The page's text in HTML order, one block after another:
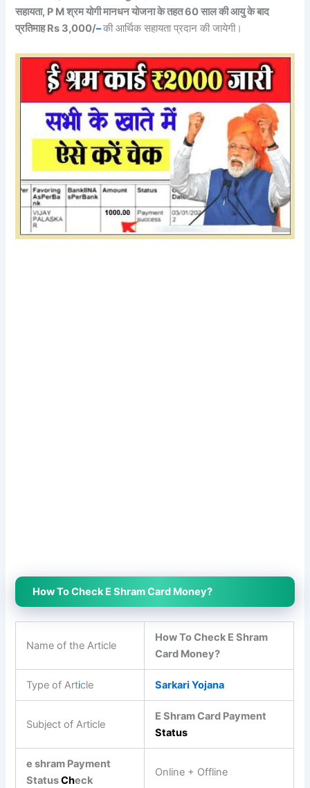
सहायता, P M श्रम योगी मानधन योजना के तहत 60 साल की आयु के बाद
प्रतिमाह Rs 3,000/–की आर्थिक सहायता प्रदान की जायेगी।
How To Check E Shram Card Money?
Name of the Article
How To Check E Shram
Card Money?
Type of Article Sarkari Yojana
Subject of Article
E Shram Card Payment
Status
e shram Payment
StatusCheck
Online + Offline